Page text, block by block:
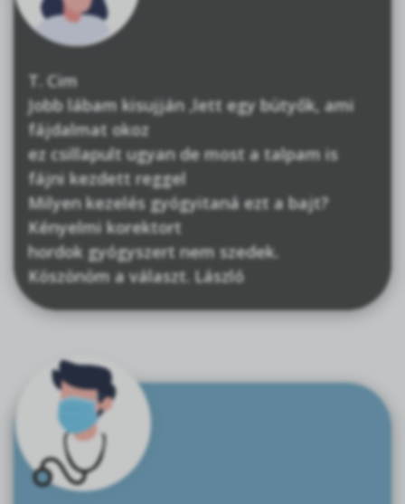
T. Cim
Jobb lábam kisujján ,lett egy bütyők, ami
fájdalmat okoz
ez csillapult ugyan de most a talpam is
fájni kezdett reggel
Milyen kezelés gyógyitaná ezt a bajt?
Kényelmi korektort
hordok gyógyszert nem szedek.
Köszönöm a választ. László